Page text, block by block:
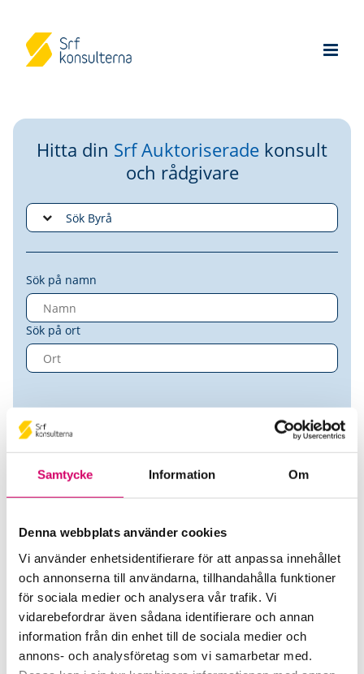
Samtycke Information Om
Denna webbplats använder cookies
Vi använder enhetsidentifierare för att anpassa innehållet
och annonserna till användarna, tillhandahålla funktioner
för sociala medier och analysera vår trafik. Vi
vidarebefordrar även sådana identifierare och annan
information från din enhet till de sociala medier och
annons- och analysföretag som vi samarbetar med.
Hitta din Srf Auktoriserade konsult
och rådgivare
Sök på namn
Sök på ort
Ellen Bruzelius
Auktoriserad Lönekonsult
Kleer Group AB